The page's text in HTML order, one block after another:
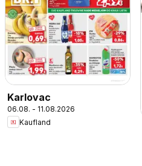
Karlovac
06.08. - 11.08.2026
Kaufland